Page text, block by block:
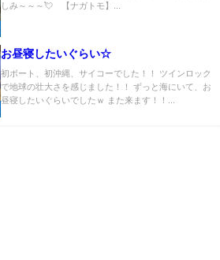
しみ～～～💘 【ナガトモ】...
お昼寝したいぐらい☆
初ボート、初沖縄、サイコーでした！！ ツインロック
で地球の壮大さを感じました！！ ずっと海にいて、お
昼寝したいぐらいでしたｗ また来ます！！...